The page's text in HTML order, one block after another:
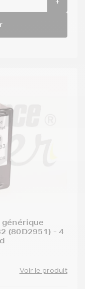
+
(80D2951) - 4
Voir le produit